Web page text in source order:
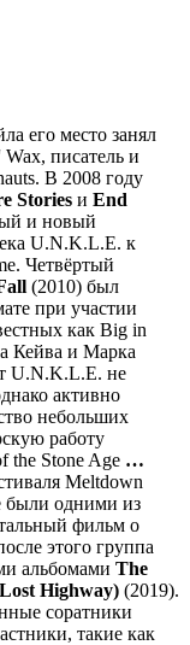
его место занял
писатель и
В 2008 году
Stories и End
и новый
U.N.K.L.E. к
Четвёртый
(2010) был
при участии
как Big in
Кейва и Марка
U.N.K.L.E. не
активно
небольших
работу
the Stone Age …
Meltdown
были одними из
фильм о
этого группа
альбомами The
Highway) (2019).
соратники
такие как